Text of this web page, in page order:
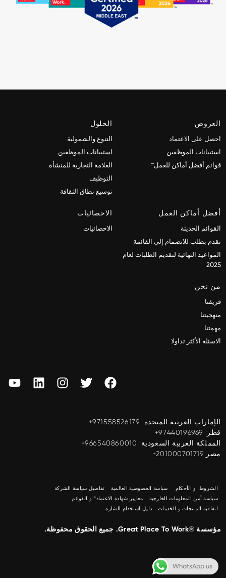
العروض
احصل على الاعتماد
استبيانات الموظفين
قوائم أفضل أماكن للعمل™
الحلول
التنوع والشمولية
استبيانات الموظفين
العلامة التجارية للمنشأة
التوظيف
توسيع نطاق الثقافة
أفضل أماكن العمل
القوائم الحديثة
تقدم بطلب للانضمام إلى القائمة
المواعيد النهائية لتقديم الطلبات لعام
2025
الاحصائيات
الاحصائيات
من نحن
فريقنا
منهجيتنا
مهمتنا
الاسئلة الأكثر تداولا
الإمارات العربية المتحدة: ‎+971558526179
قطر: ‎+97440196969
المملكة العربية السعودية: ‎+966540860010
مصر:201000701719+
الشروط و الأحكام سياسة الخصوصية العالمية
تفاصيل سياسة الشركة
سياسة أمن المعلومات الخارجية
معايير شهادة الاعتماد™ و القوائم
اتفاقية المنتجات و الخدمات
دليل استخدام الشارة
مؤسسة ®Great Place To Work. جميع الحقوق محفوظة.
WhatsApp us